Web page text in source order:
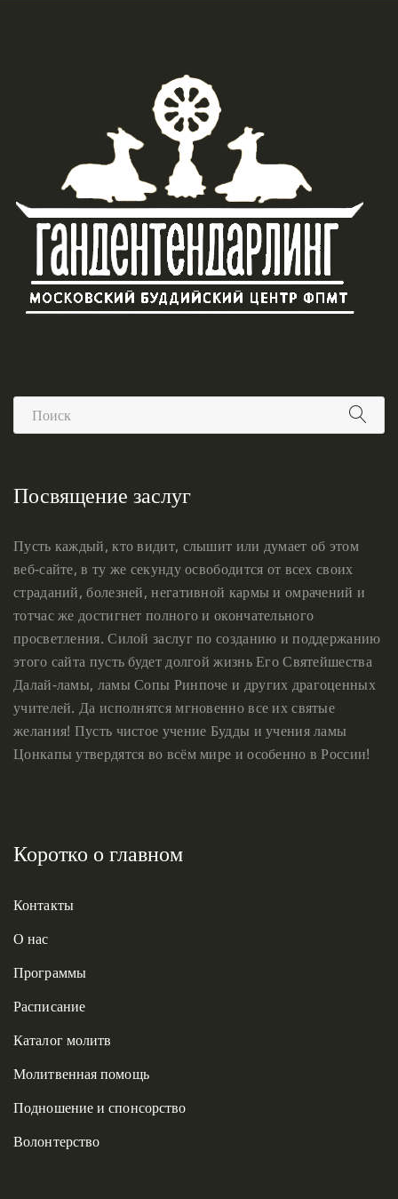
Посвящение заслуг
Пусть каждый, кто видит, слышит или думает об этом
веб-сайте, в ту же секунду освободится от всех своих
страданий, болезней, негативной кармы и омрачений и
тотчас же достигнет полного и окончательного
просветления. Силой заслуг по созданию и поддержанию
этого сайта пусть будет долгой жизнь Его Святейшества
Далай-ламы, ламы Сопы Ринпоче и других драгоценных
учителей. Да исполнятся мгновенно все их святые
желания! Пусть чистое учение Будды и учения ламы
Цонкапы утвердятся во всём мире и особенно в России!
Коротко о главном
Контакты
О нас
Программы
Расписание
Каталог молитв
Молитвенная помощь
Подношение и спонсорство
Волонтерство